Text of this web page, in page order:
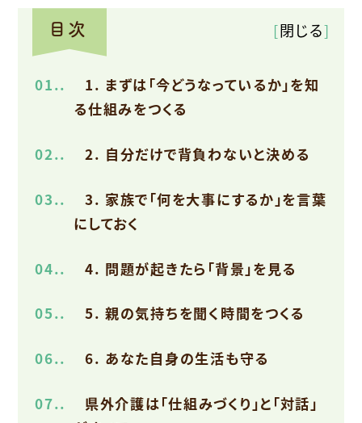
[閉じる]
1.
1. まずは「今どうなっているか」を知
る仕組みをつくる
2. 2. 自分だけで背負わないと決める
3.
3. 家族で「何を大事にするか」を言葉
にしておく
4. 4. 問題が起きたら「背景」を見る
5. 5. 親の気持ちを聞く時間をつくる
6. 6. あなた自身の生活も守る
7.
県外介護は「仕組みづくり」と「対話」